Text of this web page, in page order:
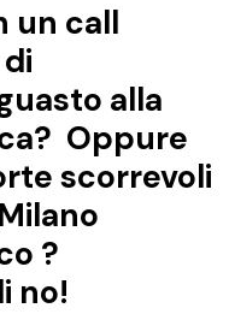
un call
alla
Oppure
scorrevoli
?
no!